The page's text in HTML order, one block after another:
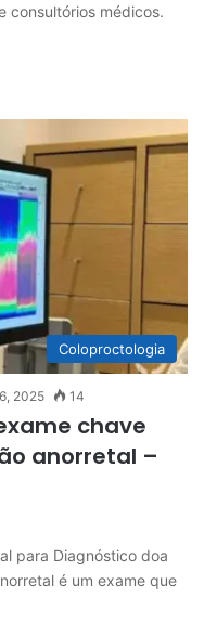
médicos.
Coloproctologia
2025 14
chave
anorretal –
para Diagnóstico doa
é um exame que